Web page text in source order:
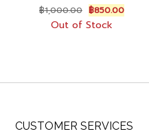
฿1,000.00 Original
price
was:
฿850.00Current
price
Out of Stock
CUSTOMER SERVICES